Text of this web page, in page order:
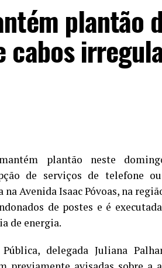
plantão
cabos
plantão neste
de serviços de telefone
Avenida Isaac Póvoas, na
de postes e é
de energia.
delegada Juliana